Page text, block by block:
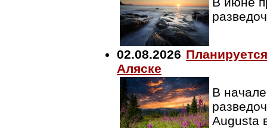
02.08.2026
Аляске
В
Augusta